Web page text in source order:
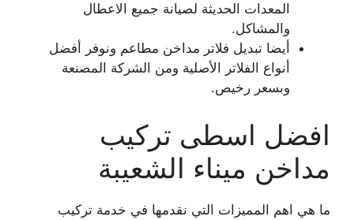
المعدات الحديثة لصيانة جميع الاعطال
والمشاكل.
أيضا تبديل فلاتر مداخن مطاعم ونوفر أفضل
أنواع الفلاتر الأصلية ومن الشركة المصنعة
وبسعر رخيص.
افضل اسطى تركيب
مداخن ميناء الشعيبة
ما هي اهم المميزات التي نقدمها في خدمة تركيب